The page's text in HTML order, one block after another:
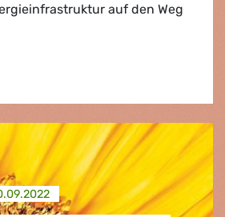
auf den Weg
muss eine Antwort auf die